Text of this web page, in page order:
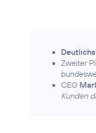
Zweiter
CEO
Kunden